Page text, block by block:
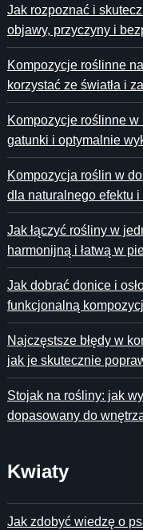
Jak rozpoznać i
objawy, przyczyny i
Kompozycje roślinne
korzystać ze światła i
Kompozycje roślinne w
gatunki i optymalnie
Kompozycja roślin w
dla naturalnego efektu
Jak łączyć rośliny w
harmonijną i łatwą w
Jak dobrać donice i
funkcjonalną
Najczęstsze błędy w
jak je skutecznie
Stojak na rośliny: jak
dopasowany do
Kwiaty
Jak zdobyć wiedzę o